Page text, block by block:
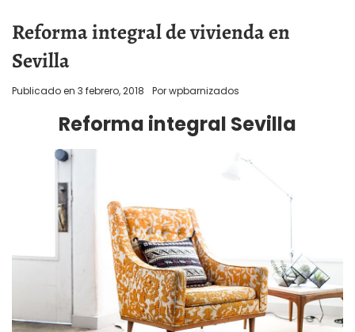
Reforma integral de vivienda en
Sevilla
Publicado en 3 febrero, 2018 Porwpbarnizados
Reforma integral Sevilla